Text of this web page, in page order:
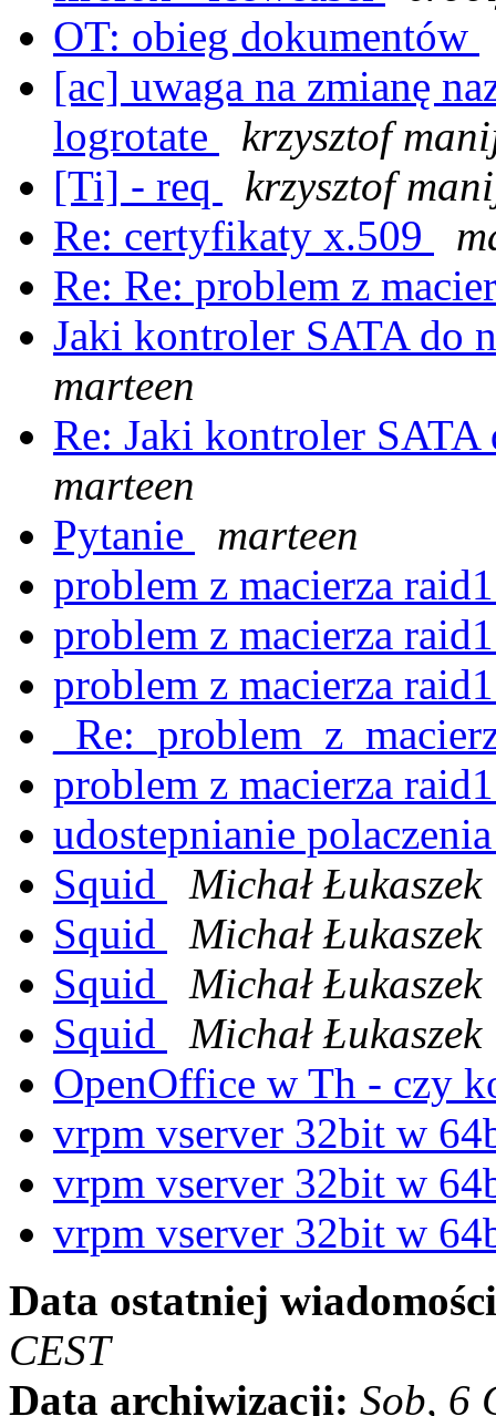
OT: obieg dokumentów
[ac] uwaga na zmianę
logrotate
krzysztof
[Ti] - req
krzysztof
Re: certyfikaty x.509
Re: Re: problem z
Jaki kontroler SATA do
marteen
Re: Jaki kontroler
marteen
Pytanie
marteen
problem z macierza
problem z macierza
problem z macierza
problem z macierza
udostepnianie
Squid
Michał Łukaszek
Squid
Michał Łukaszek
Squid
Michał Łukaszek
Squid
Michał Łukaszek
OpenOffice w Th - czy
vrpm vserver 32bit w
vrpm vserver 32bit w
vrpm vserver 32bit w
Data ostatniej
CEST
Data archiwizacji: Sob, 6